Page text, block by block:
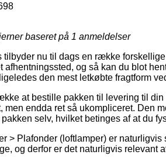
baseret på 1 anmeldelser
tilbyder nu til dags en række
afhentningssted, og så kan du blot
den mest letkøbte fragtform
at bestille pakken til levering til
men endda ret så ukompliceret. Den
selv, hvilket betinges af at du
> Plafonder (loftlamper) er
og derfor er det naturligvis relevant